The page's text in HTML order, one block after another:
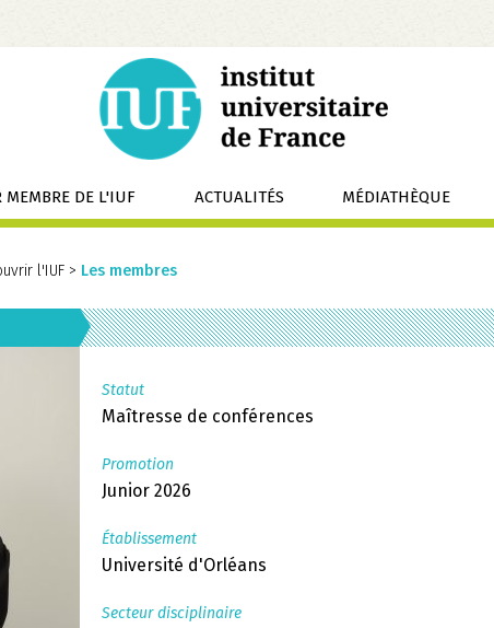
MEMBRE DE L'IUF ACTUALITÉS MÉDIATHÈQUE
l'IUF > Les membres
Statut
Maîtresse de conférences
Promotion
Junior 2026
Établissement
Université d'Orléans
Secteur disciplinaire